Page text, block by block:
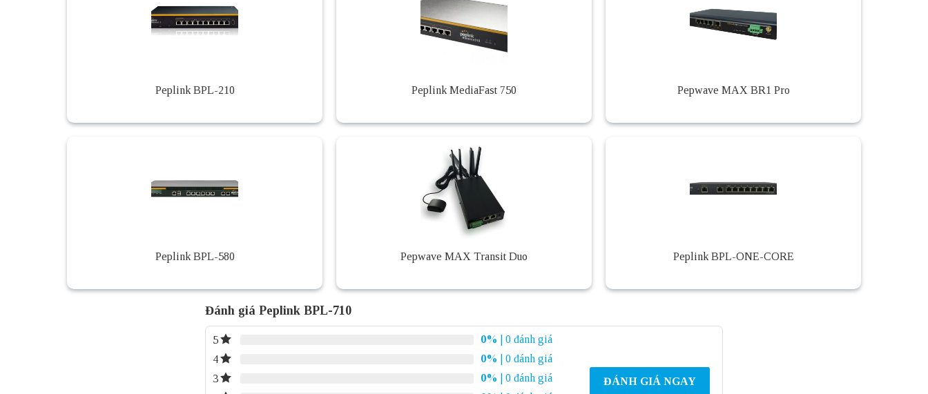
Peplink BPL-210 Peplink MediaFast 750 Pepwave MAX BR1 Pro
Peplink BPL-580 Pepwave MAX Transit Duo Peplink BPL-ONE-CORE
Đánh giá Peplink BPL-710
5 0%
| 0 đánh giá
4
0%
| 0 đánh giá
3
0%
| 0 đánh giá
ĐÁNH GIÁ NGAY